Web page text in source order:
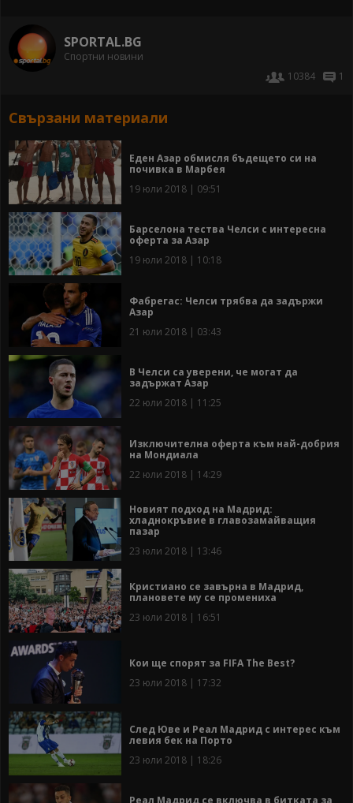
SPORTAL.BG
Спортни новини
10384
1
Свързани материали
Еден Азар обмисля бъдещето си на
почивка в Марбея
19 юли 2018 | 09:51
Барселона тества Челси с интересна
оферта за Азар
19 юли 2018 | 10:18
Фабрегас: Челси трябва да задържи
Азар
21 юли 2018 | 03:43
В Челси са уверени, че могат да
задържат Азар
22 юли 2018 | 11:25
Изключителна оферта към най-добрия
на Мондиала
22 юли 2018 | 14:29
Новият подход на Мадрид:
хладнокръвие в главозамайващия
пазар
23 юли 2018 | 13:46
Кристиано се завърна в Мадрид,
плановете му се промениха
23 юли 2018 | 16:51
Кои ще спорят за FIFA The Best?
23 юли 2018 | 17:32
След Юве и Реал Мадрид с интерес към
левия бек на Порто
23 юли 2018 | 18:26